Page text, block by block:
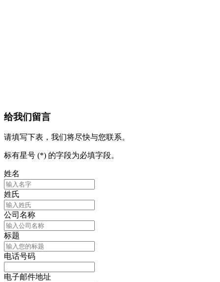
给我们留言
请填写下表，我们将尽快与您联系。
标有星号 (*) 的字段为必填字段。
姓名
姓氏
公司名称
标题
电话号码
电子邮件地址